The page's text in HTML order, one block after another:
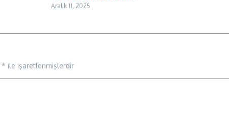
Aralık 11, 2025
* ile işaretlenmişlerdir